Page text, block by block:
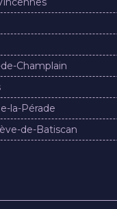
Champlain
la-Pérade
de-Batiscan